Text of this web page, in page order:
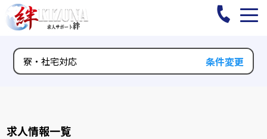
寮・社宅対応 条件変更
求人情報一覧